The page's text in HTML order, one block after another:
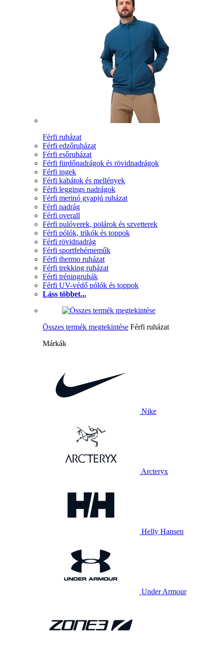
Férfi ruházat
Férfi edzőruházat
Férfi esőruházat
Férfi fürdőnadrágok és rövidnadrágok
Férfi ingek
Férfi kabátok és mellények
Férfi leggings nadrágok
Férfi merinó gyapjú ruházat
Férfi nadrág
Férfi overall
Férfi pulóverek, polárok és szvetterek
Férfi pólók, trikók és toppok
Férfi rövidnadrág
Férfi sportfehérneműk
Férfi thermo ruházat
Férfi trekking ruházat
Férfi tréningruhák
Férfi UV-védő pólók és toppok
Láss többet...
Összes termék megtekintése Férfi ruházat
Márkák
Nike
Arcteryx
Helly Hansen
Under Armour